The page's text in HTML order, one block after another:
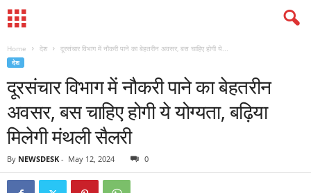
Home देश दूरसंचार विभाग में नौकरी पाने का बेहतरीन अवसर, बस चाहिए होगी ये...
देश
दूरसंचार विभाग में नौकरी पाने का बेहतरीन
अवसर, बस चाहिए होगी ये योग्यता, बढ़िया
मिलेगी मंथली सैलरी
By NEWSDESK - May 12, 2024 0